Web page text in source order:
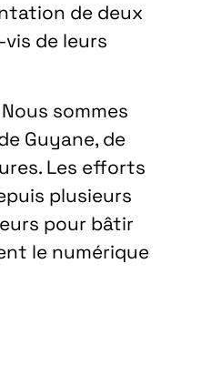
de deux
de leurs
sommes
Guyane, de
Les efforts
plusieurs
pour bâtir
le numérique